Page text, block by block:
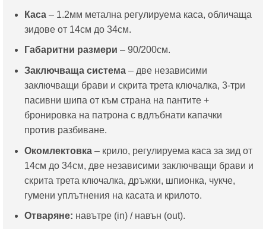
Каса– 1.2мм метална регулируема каса, обличаща
зидове от 14см до 34см.
Габаритни размери – 90/200см.
Заключваща система– две независими
заключващи брави и скрита трета ключалка, 3-три
пасивни шипа от към страна на пантите +
бронировка на патрона с вдлъбнати капачки
против разбиване.
Окомлектовка– крило, регулируема каса за зид от
14см до 34см, две независими заключващи брави и
скрита трета ключалка, дръжки, шпионка, чукче,
гумени уплътнения на касата и крилото.
Отваряне: навътре (in) / навън (out).